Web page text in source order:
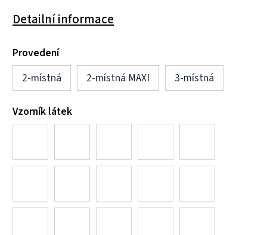
Detailní informace
Provedení
2-místná
2-místná MAXI 3-místná
Vzorník látek